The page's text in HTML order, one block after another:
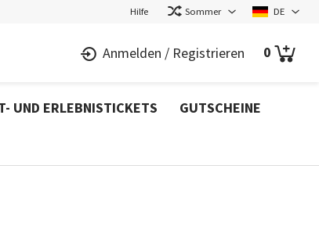
Hilfe Sommer DE
Anmelden / Registrieren 0
UND ERLEBNISTICKETS
GUTSCHEINE